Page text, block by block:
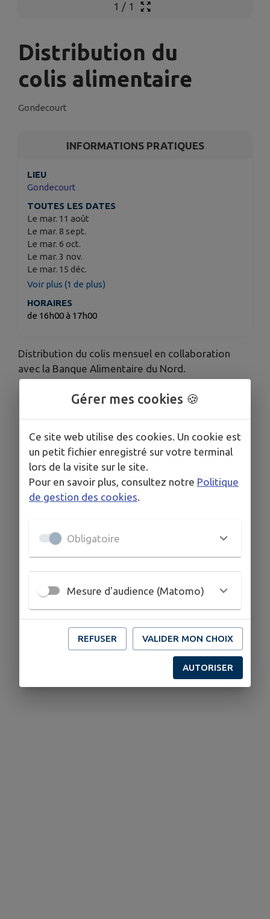
1 / 1
Distribution du
colis alimentaire
Gondecourt
INFORMATIONS PRATIQUES
LIEU
Gondecourt
TOUTES LES DATES
Le mar. 11 août
Le mar. 8 sept.
Le mar. 6 oct.
Le mar. 3 nov.
Le mar. 15 déc.
Voir plus (1 de plus)
HORAIRES
de 16h00 à 17h00
Distribution du colis mensuel en collaboration
avec la Banque Alimentaire du Nord.
Gérer mes cookies 🍪
Ce site web utilise des cookies. Un cookie est
un petit fichier enregistré sur votre terminal
lors de la visite sur le site.
Pour en savoir plus, consultez notre Politique
de gestion des cookies.
Obligatoire
Mesure d'audience (Matomo)
REFUSER VALIDER MON CHOIX
AUTORISER